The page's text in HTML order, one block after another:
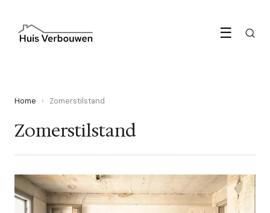
☰
Home › Zomerstilstand
Zomerstilstand